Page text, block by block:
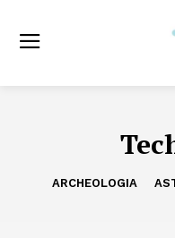
ARCHEOLOGIA